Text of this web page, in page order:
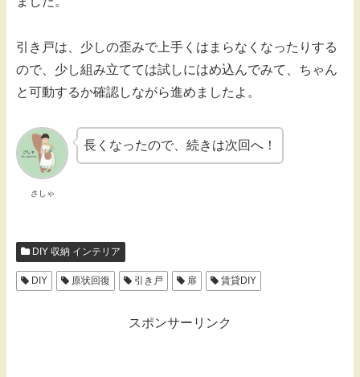
引き戸は、少しの歪みで上手くはまらなくなったりする
ので、少し組み立てては試しにはめ込んでみて、ちゃん
と可動するか確認しながら進めましたよ。
さしゃ
長くなったので、続きは次回へ！
DIY 収納 インテリア
DIY 原状回復 引き戸 扉 賃貸DIY
スポンサーリンク